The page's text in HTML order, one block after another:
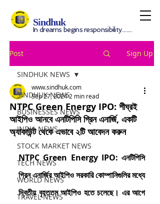
Sindhuk
In dreams begins responsibility.........
Post Sign Up
SINDHUK NEWS
BUSINESSES NEWS
INDIA NEWS
STOCK MARKET NEWS
TECH NEWS
WORLD NEWS
TRAVEL NEWS
SINDHUK NEWS
NTPC Green Energy IPO: শীঘ্রই
আইপিও আনবে এনটিপিসি গ্রিন এনার্জি, একটি
অ্যাকাউন্ট থেকে এভাবে ২টি আবেদন করুন
www.sindhuk.com
Sep 27, 20242 min read
NTPC Green Energy IPO: এনটিপিসি
গ্রিন এনার্জির আইপিও সরকারি কোম্পানিগুলির মধ্যে
দ্বিতীয় বৃহত্তম আইপিও হতে চলেছে। এর আগে